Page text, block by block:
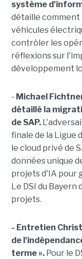
système
détaille
véhicules
contrôler les
réflexions sur
développement
- Michael
détaillé la
de SAP.
finale de la Ligue
le cloud privé de
données unique
projets d'IA pour
Le DSI du
projets.
- Entretien
de
terme ». Pour le